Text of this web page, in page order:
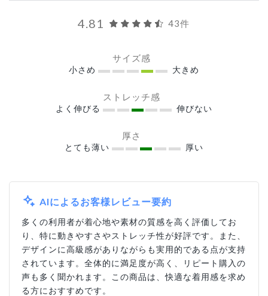
4.81 43件
サイズ感
小さめ 大きめ
ストレッチ感
よく伸びる 伸びない
厚さ
とても薄い 厚い
AIによるお客様レビュー要約
多くの利用者が着心地や素材の質感を高く評価してお
り、特に動きやすさやストレッチ性が好評です。また、
デザインに高級感がありながらも実用的である点が支持
されています。全体的に満足度が高く、リピート購入の
声も多く聞かれます。この商品は、快適な着用感を求め
る方におすすめです。